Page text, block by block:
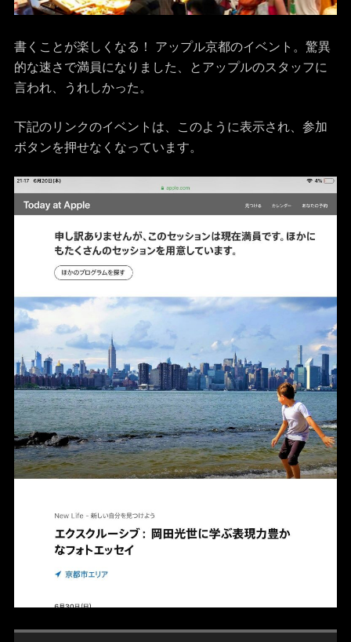
書くことが楽しくなる！ アップル京都のイベント。驚異
的な速さで満員になりました、とアップルのスタッフに
言われ、うれしかった。
下記のリンクのイベントは、このように表示され、参加
ボタンを押せなくなっています。